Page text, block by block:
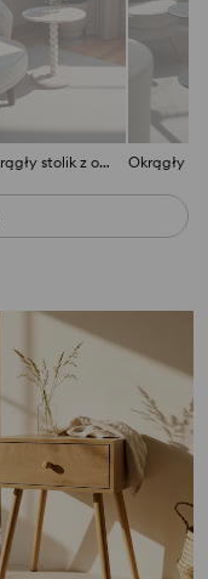
Okrągły stolik z ozdobną nogą